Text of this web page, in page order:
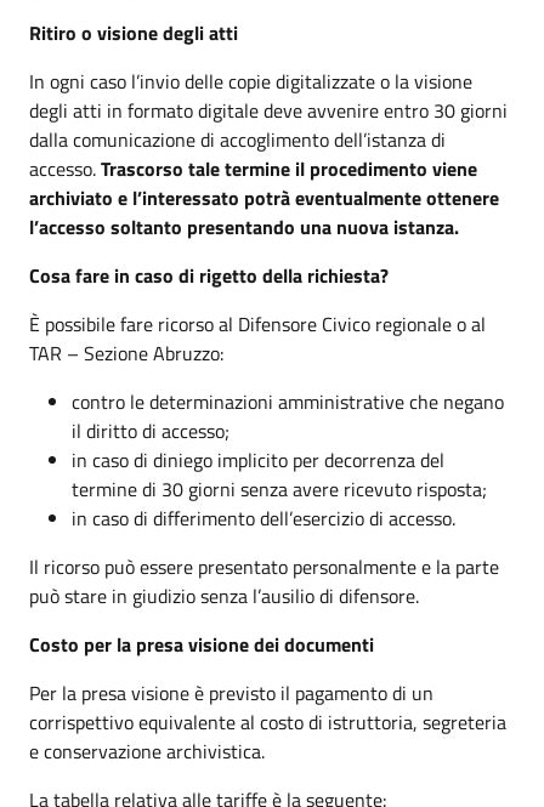
Ritiro o visione degli atti
In ogni caso l’invio delle copie digitalizzate o la visione
degli atti in formato digitale deve avvenire entro 30 giorni
dalla comunicazione di accoglimento dell’istanza di
accesso.Trascorso tale termine il procedimento viene
archiviato e l’interessato potrà eventualmente ottenere
l’accesso soltanto presentando una nuova istanza.
Cosa fare in caso di rigetto della richiesta?
È possibile fare ricorso al Difensore Civico regionale o al
TAR – Sezione Abruzzo:
contro le determinazioni amministrative che negano
il diritto di accesso;
in caso di diniego implicito per decorrenza del
termine di 30 giorni senza avere ricevuto risposta;
in caso di differimento dell’esercizio di accesso.
Il ricorso può essere presentato personalmente e la parte
può stare in giudizio senza l’ausilio di difensore.
Costo per la presa visione dei documenti
Per la presa visione è previsto il pagamento di un
corrispettivo equivalente al costo di istruttoria, segreteria
e conservazione archivistica.
La tabella relativa alle tariffe è la seguente: